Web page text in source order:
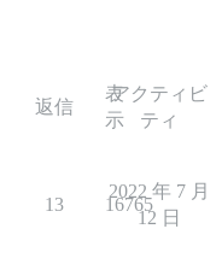
返信
表
示
アクティビ
ティ
13 16765
2022 年 7 月
12 日